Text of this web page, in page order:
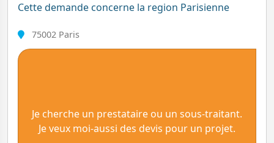
Cette demande concerne la region Parisienne
75002 Paris
Je cherche un prestataire ou un sous-traitant.
Je veux moi-aussi des devis pour un projet.